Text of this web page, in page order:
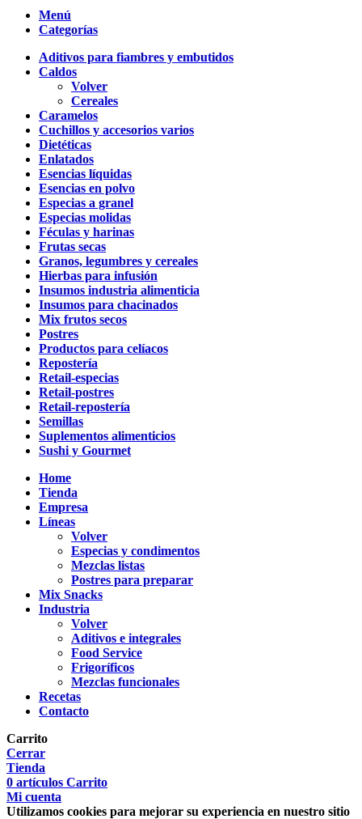
Menú
Categorías
Aditivos para fiambres y embutidos
Caldos
Volver
Cereales
Caramelos
Cuchillos y accesorios varios
Dietéticas
Enlatados
Esencias líquidas
Esencias en polvo
Especias a granel
Especias molidas
Féculas y harinas
Frutas secas
Granos, legumbres y cereales
Hierbas para infusión
Insumos industria alimenticia
Insumos para chacinados
Mix frutos secos
Postres
Productos para celíacos
Repostería
Retail-especias
Retail-postres
Retail-repostería
Semillas
Suplementos alimenticios
Sushi y Gourmet
Home
Tienda
Empresa
Líneas
Volver
Especias y condimentos
Mezclas listas
Postres para preparar
Mix Snacks
Industria
Volver
Aditivos e integrales
Food Service
Frigoríficos
Mezclas funcionales
Recetas
Contacto
Carrito
Cerrar
Tienda
0 artículos Carrito
Mi cuenta
Utilizamos cookies para mejorar su experiencia en nuestro sitio